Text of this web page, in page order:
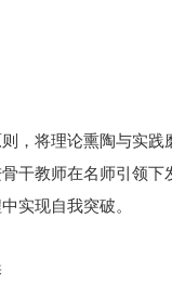
，将理论熏陶与实
干教师在名师引领
实现自我突破。